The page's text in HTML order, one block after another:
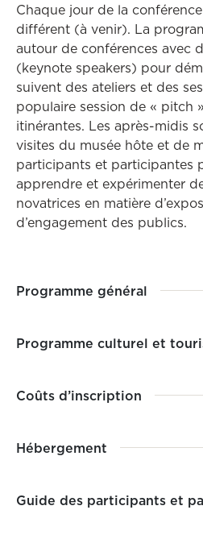
Chaque jour de la
différent (à venir). La
autour de conférences avec
(keynote speakers) pour
suivent des ateliers et des
populaire session de « pitch
itinérantes. Les après-midis
visites du musée hôte et de
participants et participantes
apprendre et expérimenter
novatrices en matière
d’engagement des publics.
Programme général
Programme culturel et
Coûts d’inscription
Hébergement
Guide des participants et